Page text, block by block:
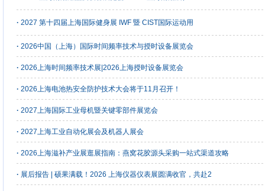
· 2027 第十四届上海国际健身展 IWF 暨 CIST国际运动用
· 2026中国（上海）国际时间频率技术与授时设备展览会
· 2026上海时间频率技术展|2026上海授时设备展览会
· 2026上海电池热安全防护技术大会将于11月召开！
· 2027上海国际工业母机暨关键零部件展览会
· 2027上海工业自动化展会及机器人展会
· 2026上海滋补产业展逛展指南：燕窝花胶源头采购一站式渠道攻略
· 展后报告 | 硕果满载！2026 上海仪器仪表展圆满收官，共赴2